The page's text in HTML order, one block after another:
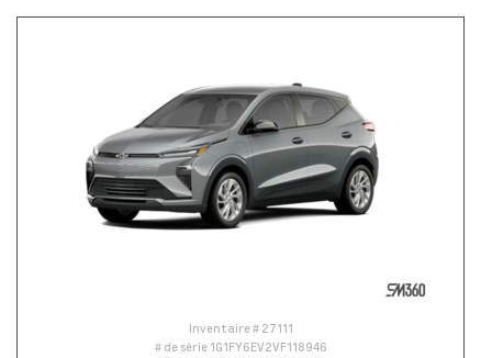
Inventaire # 27111
# de série 1G1FY6EV2VF118946